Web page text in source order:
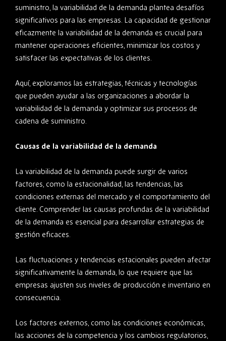
suministro, la variabilidad de la demanda plantea desafíos
significativos para las empresas. La capacidad de gestionar
eficazmente la variabilidad de la demanda es crucial para
mantener operaciones eficientes, minimizar los costos y
satisfacer las expectativas de los clientes.
Aquí, exploramos las estrategias, técnicas y tecnologías
que pueden ayudar a las organizaciones a abordar la
variabilidad de la demanda y optimizar sus procesos de
cadena de suministro.
Causas de la variabilidad de la demanda
La variabilidad de la demanda puede surgir de varios
factores, como la estacionalidad, las tendencias, las
condiciones externas del mercado y el comportamiento del
cliente. Comprender las causas profundas de la variabilidad
de la demanda es esencial para desarrollar estrategias de
gestión eficaces.
Las fluctuaciones y tendencias estacionales pueden afectar
significativamente la demanda, lo que requiere que las
empresas ajusten sus niveles de producción e inventario en
consecuencia.
Los factores externos, como las condiciones económicas,
las acciones de la competencia y los cambios regulatorios,